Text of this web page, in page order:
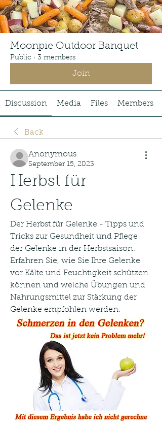
Moonpie Outdoor Banquet
Public · 3 members
Join
Discussion Media Files Members
Back
Anonymous
September 15, 2023
Herbst für
Gelenke
Der Herbst für Gelenke - Tipps und
Tricks zur Gesundheit und Pflege
der Gelenke in der Herbstsaison.
Erfahren Sie, wie Sie Ihre Gelenke
vor Kälte und Feuchtigkeit schützen
können und welche Übungen und
Nahrungsmittel zur Stärkung der
Gelenke empfohlen werden.